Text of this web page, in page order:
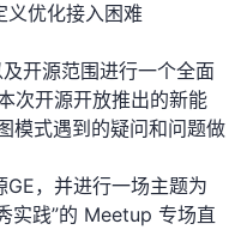
义优化接入困难
开源范围进行一个全面
次开源开放推出的新能
模式遇到的疑问和问题做
GE，并进行一场主题为
实践”的 Meetup 专场直